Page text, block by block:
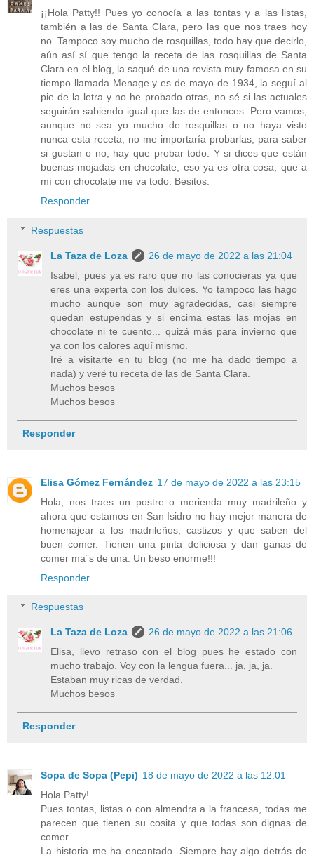
¡¡Hola Patty!! Pues yo conocía a las tontas y a las listas,
también a las de Santa Clara, pero las que nos traes hoy
no. Tampoco soy mucho de rosquillas, todo hay que decirlo,
aún así sí que tengo la receta de las rosquillas de Santa
Clara en el blog, la saqué de una revista muy famosa en su
tiempo llamada Menage y es de mayo de 1934, la seguí al
pie de la letra y no he probado otras, no sé si las actuales
seguirán sabiendo igual que las de entonces. Pero vamos,
aunque no sea yo mucho de rosquillas o no haya visto
nunca esta receta, no me importaría probarlas, para saber
si gustan o no, hay que probar todo. Y si dices que están
buenas mojadas en chocolate, eso ya es otra cosa, que a
mí con chocolate me va todo. Besitos.
Responder
Respuestas
La Taza de Loza
26 de mayo de 2022 a las 21:04
Isabel, pues ya es raro que no las conocieras ya que
eres una experta con los dulces. Yo tampoco las hago
mucho aunque son muy agradecidas, casi siempre
quedan estupendas y si encima estas las mojas en
chocolate ni te cuento... quizá más para invierno que
ya con los calores aquí mismo.
Iré a visitarte en tu blog (no me ha dado tiempo a
nada) y veré tu receta de las de Santa Clara.
Muchos besos
Muchos besos
Responder
Elisa Gómez Fernández 17 de mayo de 2022 a las 23:15
Hola, nos traes un postre o merienda muy madrileño y
ahora que estamos en San Isidro no hay mejor manera de
homenajear a los madrileños, castizos y que saben del
buen comer. Tienen una pinta deliciosa y dan ganas de
comer ma¨s de una. Un beso enorme!!!
Responder
Respuestas
La Taza de Loza
26 de mayo de 2022 a las 21:06
Elisa, llevo retraso con el blog pues he estado con
mucho trabajo. Voy con la lengua fuera... ja, ja, ja.
Estaban muy ricas de verdad.
Muchos besos
Responder
Sopa de Sopa (Pepi) 18 de mayo de 2022 a las 12:01
Hola Patty!
Pues tontas, listas o con almendra a la francesa, todas me
parecen que tienen su cosita y que todas son dignas de
comer.
La historia me ha encantado. Siempre hay algo detrás de